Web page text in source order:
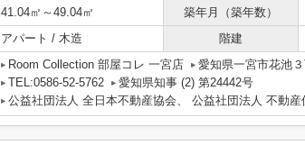
41.04㎡～49.04㎡ 築年月（築年数）
アパート / 木造 階建
Room Collection 部屋コレ 一宮店
愛知県一宮市花池
TEL:0586-52-5762
愛知県知事 (2) 第24442号
公益社団法人 全日本不動産協会、 公益社団法人 不動産